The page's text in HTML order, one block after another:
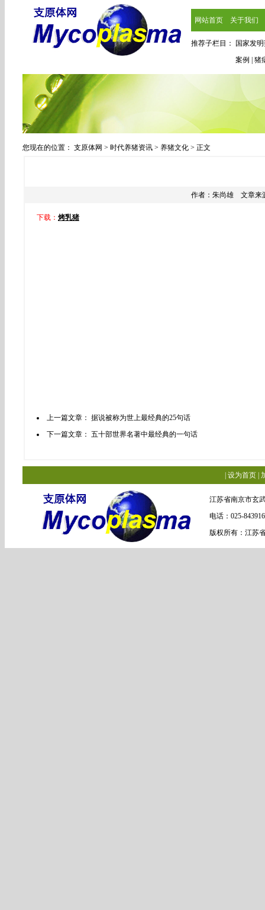
网站首页 关于我们
推荐子栏目：
国家发
案例
猪
您现在的位置： 支原体网 > 时代养猪资讯 > 养猪文化 > 正文
作者： 朱尚雄 文章来
下载： 烤乳猪
上一篇文章： 据说被称为世上最经典的25句话
下一篇文章： 五十部世界名著中最经典的一句话
设为首页|
江苏省南京市玄
电话：025-
版权所有：江苏